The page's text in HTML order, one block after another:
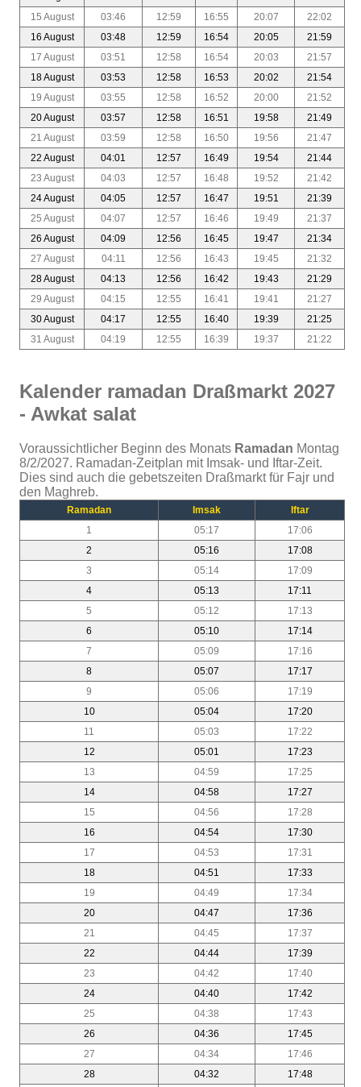
15 August
03:46 12:59 16:55 20:07
22:02
16 August
03:48 12:59 16:54 20:05
21:59
17 August
03:51 12:58 16:54 20:03
21:57
18 August
03:53 12:58 16:53 20:02
21:54
19 August
03:55 12:58 16:52 20:00
21:52
20 August
03:57 12:58 16:51 19:58
21:49
21 August
03:59 12:58 16:50 19:56
21:47
22 August
04:01 12:57 16:49 19:54
21:44
23 August
04:03 12:57 16:48 19:52
21:42
24 August
04:05 12:57 16:47 19:51
21:39
25 August
04:07 12:57 16:46 19:49
21:37
26 August
04:09 12:56 16:45 19:47
21:34
27 August
04:11 12:56 16:43 19:45
21:32
28 August
04:13 12:56 16:42 19:43
21:29
29 August
04:15 12:55 16:41 19:41
21:27
30 August
04:17 12:55 16:40 19:39
21:25
31 August
04:19 12:55 16:39 19:37 21:22
Kalender ramadan Draßmarkt 2027
- Awkat salat
Voraussichtlicher Beginn des Monats Ramadan Montag
8/2/2027. Ramadan-Zeitplan mit Imsak- und Iftar-Zeit.
Dies sind auch die gebetszeiten Draßmarkt für Fajr und
den Maghreb.
Ramadan Imsak
Iftar
1
05:17
17:06
2
05:16
17:08
3
05:14
17:09
4
05:13
17:11
5
05:12
17:13
6
05:10
17:14
7
05:09
17:16
8
05:07
17:17
9
05:06
17:19
10
05:04
17:20
11
05:03
17:22
12
05:01
17:23
13
04:59
17:25
14
04:58
17:27
15
04:56
17:28
16
04:54
17:30
17
04:53
17:31
18
04:51
17:33
19
04:49
17:34
20
04:47
17:36
21
04:45
17:37
22
04:44
17:39
23
04:42
17:40
24
04:40
17:42
25
04:38
17:43
26
04:36
17:45
27
04:34
17:46
28
04:32
17:48